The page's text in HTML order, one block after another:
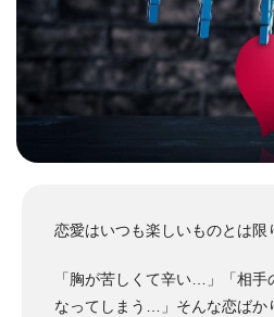
恋愛はいつも楽しいものとは限
「胸が苦しくて辛い…」「相手
なってしまう…」そんな恋ばか